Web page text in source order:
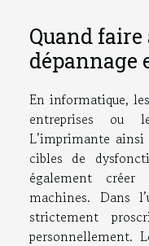
Quand faire
dépannage
En informatique,
entreprises ou
L’imprimante
cibles de
également créer
machines. Dans
strictement
personnellement.